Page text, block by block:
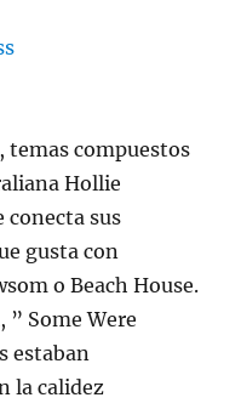
temas compuestos
Hollie
sus
gusta con
o Beach House.
Some Were
estaban
la calidez